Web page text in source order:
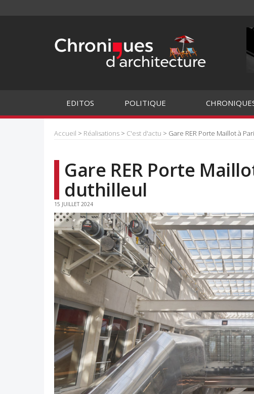
EDITOS POLITIQUE
Accueil > Réalisations > C'est d'actu > Gare RER Porte Maillot à
Gare RER Porte
duthilleul
15 JUILLET 2024